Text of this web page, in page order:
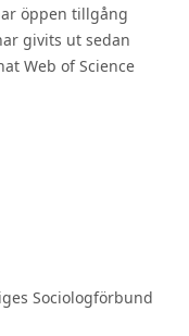
öppen tillgång
givits ut sedan
Web of Science
Sociologförbund